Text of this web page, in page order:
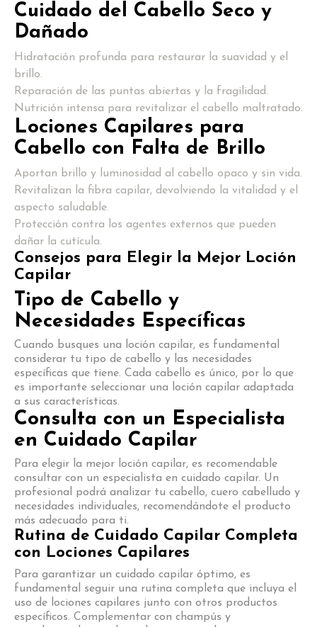
Cuidado del Cabello Seco y
Dañado
Hidratación profunda para restaurar la suavidad y el
brillo.
Reparación de las puntas abiertas y la fragilidad.
Nutrición intensa para revitalizar el cabello maltratado.
Lociones Capilares para
Cabello con Falta de Brillo
Aportan brillo y luminosidad al cabello opaco y sin vida.
Revitalizan la fibra capilar, devolviendo la vitalidad y el
aspecto saludable.
Protección contra los agentes externos que pueden
dañar la cutícula.
Consejos para Elegir la Mejor Loción
Capilar
Tipo de Cabello y
Necesidades Específicas
Cuando busques una loción capilar, es fundamental
considerar tu tipo de cabello y las necesidades
específicas que tiene. Cada cabello es único, por lo que
es importante seleccionar una loción capilar adaptada
a sus características.
Consulta con un Especialista
en Cuidado Capilar
Para elegir la mejor loción capilar, es recomendable
consultar con un especialista en cuidado capilar. Un
profesional podrá analizar tu cabello, cuero cabelludo y
necesidades individuales, recomendándote el producto
más adecuado para ti.
Rutina de Cuidado Capilar Completa
con Lociones Capilares
Para garantizar un cuidado capilar óptimo, es
fundamental seguir una rutina completa que incluya el
uso de lociones capilares junto con otros productos
específicos. Complementar con champús y